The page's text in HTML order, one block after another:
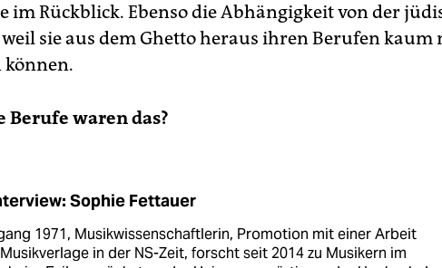
im Rückblick. Ebenso die Abhängigkeit von der
sie aus dem Ghetto heraus ihren Berufen kaum
können.
Berufe waren das?
Sophie Fettauer
1971, Musikwissenschaftlerin, Promotion mit einer Arbeit
in der NS-Zeit, forscht seit 2014 zu Musikern im